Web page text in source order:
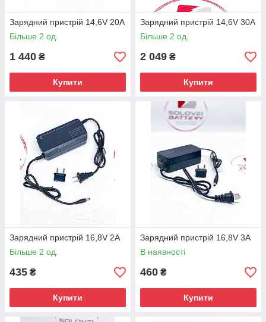
Зарядний пристрій 14,6V 20A
Більше 2 од.
1 440 ₴
Купити
Зарядний пристрій 14,6V 30A
Більше 2 од.
2 049 ₴
Купити
Зарядний пристрій 16,8V 2A
Більше 2 од.
435 ₴
Купити
Зарядний пристрій 16,8V 3A
В наявності
460 ₴
Купити